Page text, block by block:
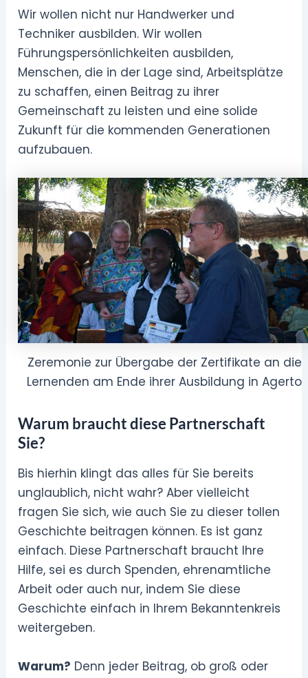
Wir wollen nicht nur Handwerker und
Techniker ausbilden. Wir wollen
Führungspersönlichkeiten ausbilden,
Menschen, die in der Lage sind, Arbeitsplätze
zu schaffen, einen Beitrag zu ihrer
Gemeinschaft zu leisten und eine solide
Zukunft für die kommenden Generationen
aufzubauen.
Zeremonie zur Übergabe der Zertifikate an die
Lernenden am Ende ihrer Ausbildung in Agerto
Warum braucht diese Partnerschaft
Sie?
Bis hierhin klingt das alles für Sie bereits
unglaublich, nicht wahr? Aber vielleicht
fragen Sie sich, wie auch Sie zu dieser tollen
Geschichte beitragen können. Es ist ganz
einfach. Diese Partnerschaft braucht Ihre
Hilfe, sei es durch Spenden, ehrenamtliche
Arbeit oder auch nur, indem Sie diese
Geschichte einfach in Ihrem Bekanntenkreis
weitergeben.
Warum? Denn jeder Beitrag, ob groß oder